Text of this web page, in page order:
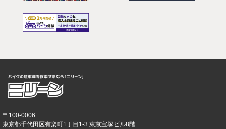
〒100-0006
東京都千代田区有楽町1丁目1-3 東京宝塚ビル8階